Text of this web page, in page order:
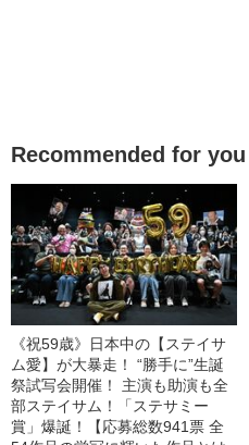
Recommended for you
《祝59歳》日本中の【ステイサ
ム愛】が大暴走！ “勝手に”生誕
祭試写会開催！ 主演も助演も全
部ステイサム！「ステサミー
賞」爆誕！【応募総数941票 全